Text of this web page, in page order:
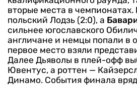
вторые места в чемпионатах.
польский Лодзь (2:0), а
сильнее югославского
англичане и немцы попали в
первое место взяли
Далее Дьяволы в плей-офф
Ювентус, а роттен —
Динамо. События финала